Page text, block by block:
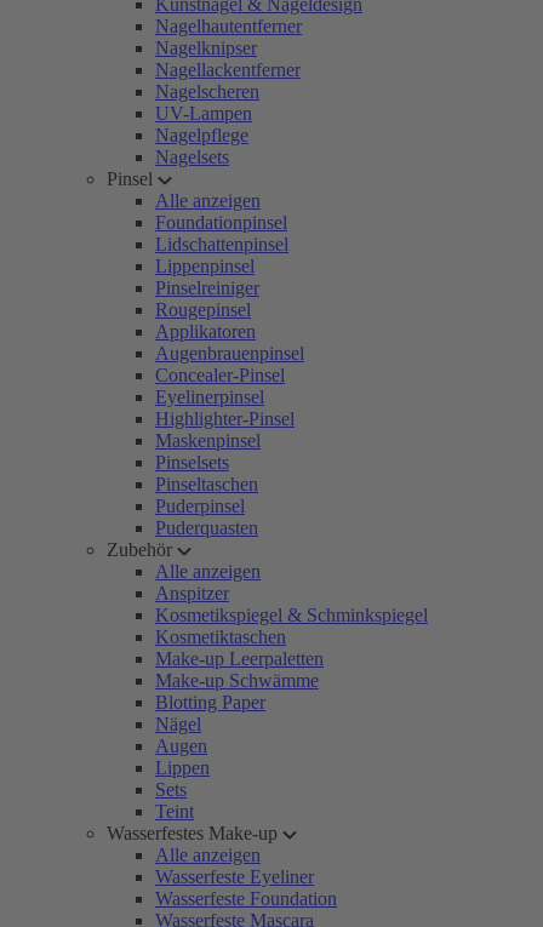
Kunstnägel & Nageldesign
Nagelhautentferner
Nagelknipser
Nagellackentferner
Nagelscheren
UV-Lampen
Nagelpflege
Nagelsets
Pinsel
Alle anzeigen
Foundationpinsel
Lidschattenpinsel
Lippenpinsel
Pinselreiniger
Rougepinsel
Applikatoren
Augenbrauenpinsel
Concealer-Pinsel
Eyelinerpinsel
Highlighter-Pinsel
Maskenpinsel
Pinselsets
Pinseltaschen
Puderpinsel
Puderquasten
Zubehör
Alle anzeigen
Anspitzer
Kosmetikspiegel & Schminkspiegel
Kosmetiktaschen
Make-up Leerpaletten
Make-up Schwämme
Blotting Paper
Nägel
Augen
Lippen
Sets
Teint
Wasserfestes Make-up
Alle anzeigen
Wasserfeste Eyeliner
Wasserfeste Foundation
Wasserfeste Mascara